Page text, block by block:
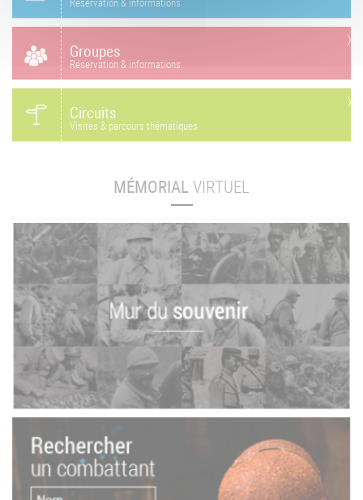
Groupes
Réservation & informations
Circuits
Visites & parcours thématiques
MÉMORIALVIRTUEL